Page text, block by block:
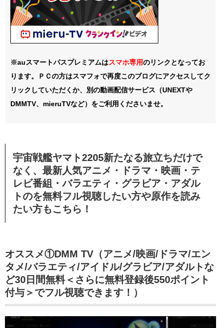
※auスマートパスプレミアムはスマホ専用のリンクとなってお
ります。ＰＣの方はスマフォで再度このブログにアクセスしてク
リックしていただくか、別の動画配信サービス（UNEXTや
DMMTV、mieruTVなど）をご利用くださいませ。
宇宙戦艦ヤマト2205新たなる旅立ちだけで
なく、最新人気アニメ・ドラマ・映画・テ
レビ番組・バラエティ・グラビア・アダル
トのを無料フル視聴したい方や原作を読み
たい方もこちら！
オススメ①DMM TV（アニメ/映画/ドラマ/エン
タメ/バラエティ/アイドル/グラビア/アダルトな
ど30日間無料＜さらに無料登録後550ポイント
付与＞でフル視聴できます！）